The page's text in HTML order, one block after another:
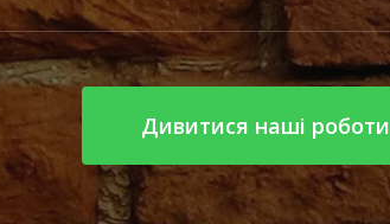
Дивитися наші роботи